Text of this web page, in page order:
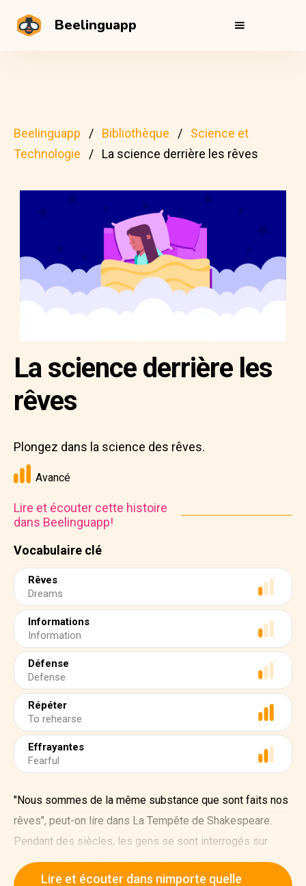
Beelinguapp
Beelinguapp Bibliothèque
Science et
Technologie
La science derrière les rêves
Vocabulaire clé
Rêves
Dreams
Informations
Information
Défense
Defense
Répéter
To rehearse
Effrayantes
Fearful
La science derrière les
rêves
Plongez dans la science des rêves.
Avancé
Lire et écouter cette histoire
dans Beelinguapp!
"Nous sommes de la même substance que sont faits nos
rêves", peut-on lire dans La Tempête de Shakespeare.
Pendant des siècles, les gens se sont interrogés sur
l'origine et la signification des rêves. Les psychologues et
neurologues modernes suggèrent que le rêve est un
Lire et écouter dans nimporte quelle